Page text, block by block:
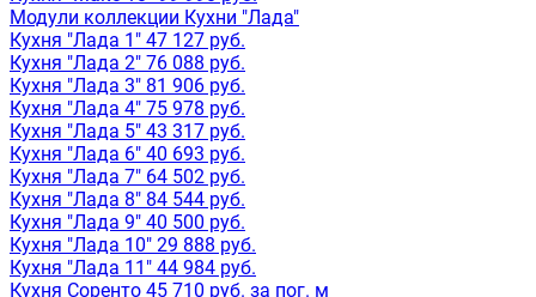
Модули коллекции Кухни "Лада"
Кухня "Лада 1" 47 127 руб.
Кухня "Лада 2" 76 088 руб.
Кухня "Лада 3" 81 906 руб.
Кухня "Лада 4" 75 978 руб.
Кухня "Лада 5" 43 317 руб.
Кухня "Лада 6" 40 693 руб.
Кухня "Лада 7" 64 502 руб.
Кухня "Лада 8" 84 544 руб.
Кухня "Лада 9" 40 500 руб.
Кухня "Лада 10" 29 888 руб.
Кухня "Лада 11" 44 984 руб.
Кухня Соренто 45 710 руб. за пог. м